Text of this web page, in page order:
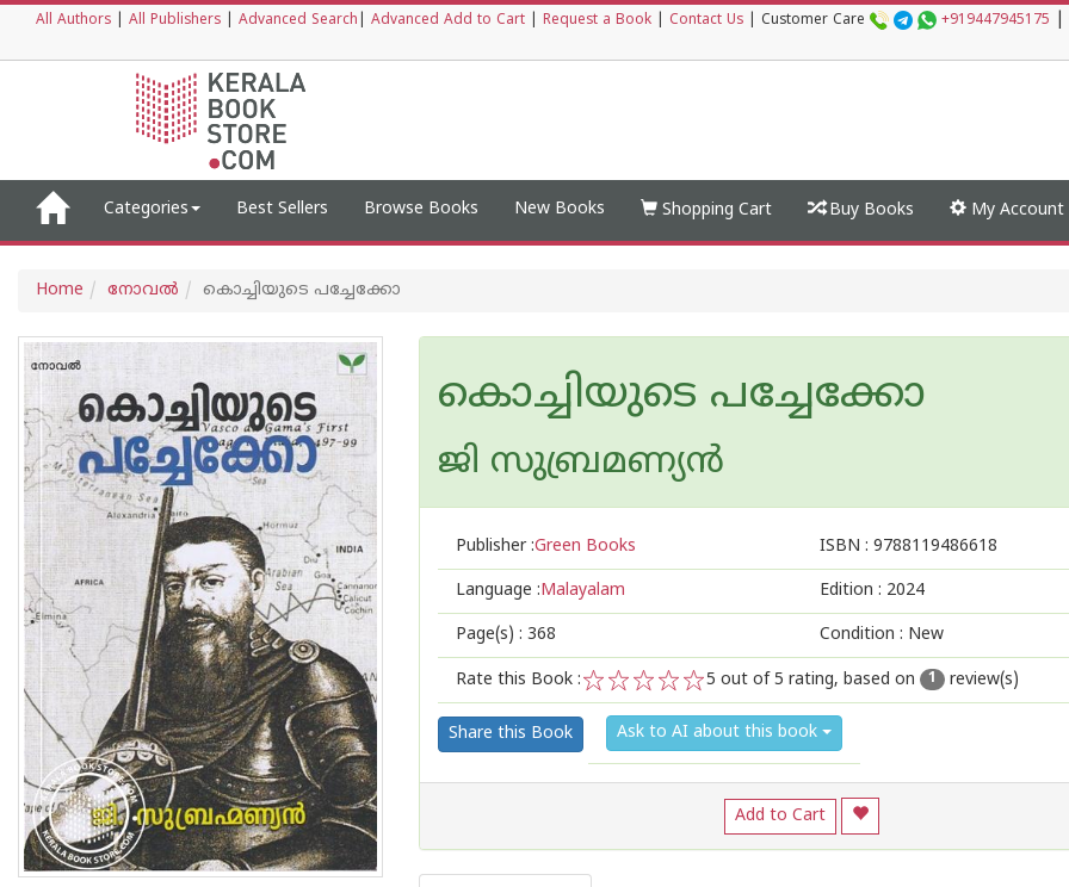
All Authors All Publishers Advanced Search Advanced Add to Cart Request a Book Contact Us Customer Care +919447945175
Categories Best Sellers Browse Books New Books Shopping Cart Buy Books My Account
Home നോവല്‍ കൊച്ചിയുടെ പച്ചേക്കോ
കൊച്ചിയുടെ പച്ചേക്കോ
ജി സുബ്രമണ്യന്‍
Publisher :Green Books ISBN : 9788119486618
Language :Malayalam Edition : 2024
Page(s) : 368 Condition : New
Rate this Book :
5
4
3
2
1
5 out of 5 rating, based on 1 review(s)
Share this Book Ask to AI about this book
Add to Cart